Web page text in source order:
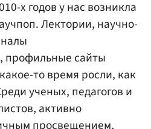
х годов у нас возникла
Лектории, научно-
профильные сайты
то время росли, как
ученых, педагогов и
активно
просвещением,